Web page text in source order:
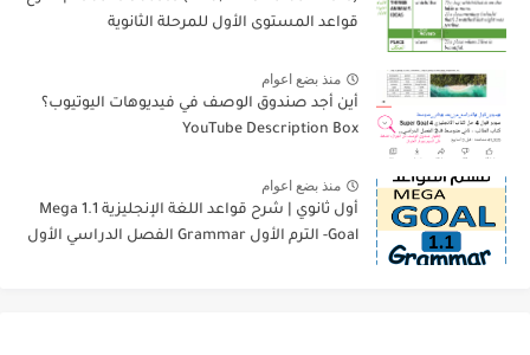
قواعد المستوى الأول للمرحلة الثانوية
منذ بضع اعوام
أين أجد صندوق الوصف في فيديوهات اليوتيوب؟
YouTube Description Box
منذ بضع اعوام
أول ثانوي | شرح قواعد اللغة الإنجليزية 1.1 Mega
Goal- الترم الأول Grammar الفصل الدراسي الأول